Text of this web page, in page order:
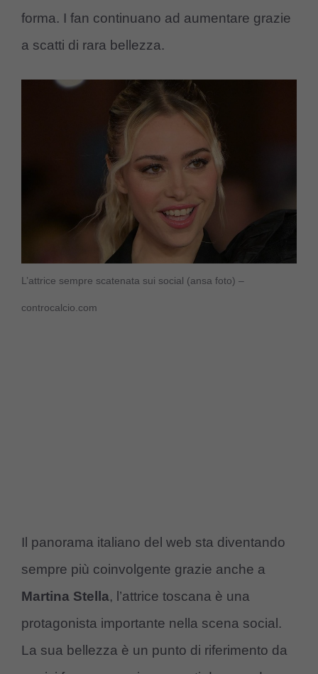
forma. I fan continuano ad aumentare grazie
a scatti di rara bellezza.
L’attrice sempre scatenata sui social (ansa foto) –
controcalcio.com
Il panorama italiano del web sta diventando
sempre più coinvolgente grazie anche a
Martina Stella, l’attrice toscana è una
protagonista importante nella scena social.
La sua bellezza è un punto di riferimento da